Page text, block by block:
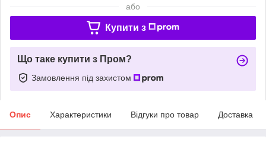
або
Купити з
Що таке купити з Пром?
Замовлення під захистом
Опис Характеристики Відгуки про товар Доставка